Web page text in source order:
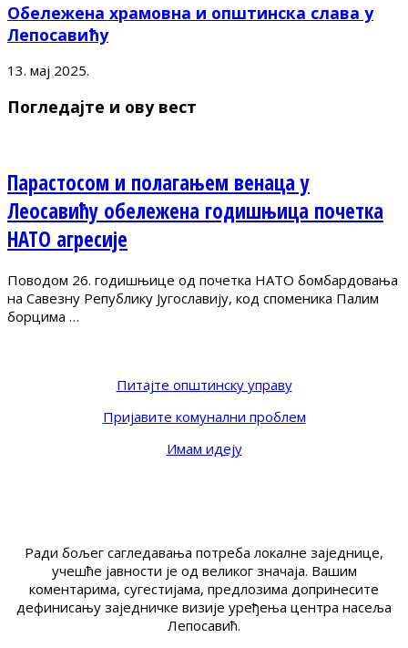
Обележена храмовна и општинска слава у
Лепосавићу
13. мај 2025.
Погледајте и ову вест
Парастосом и полагањем венаца у
Леосавићу обележена годишњица почетка
НАТО агресије
Поводом 26. годишњице од почетка НАТО бомбардовања
на Савезну Републику Југославију, код споменика Палим
борцима …
Питајте општинску управу
Пријавите комунални проблем
Имам идеју
Ради бољег сагледавања потреба локалне заједнице,
учешће јавности је од великог значаја. Вашим
коментарима, сугестијама, предлозима допринесите
дефинисању заједничке визије уређења центра насеља
Лепосавић.